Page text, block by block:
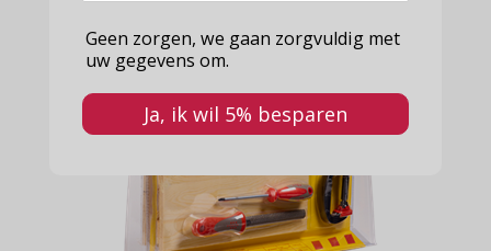
Geen zorgen, we gaan zorgvuldig met
uw gegevens om.
Ja, ik wil 5% besparen